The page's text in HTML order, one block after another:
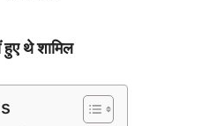
हुए थे शामिल